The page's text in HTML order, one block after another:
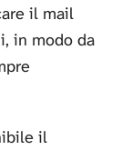
il mail
in modo da
il